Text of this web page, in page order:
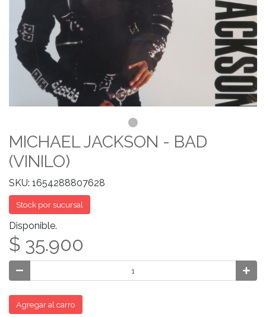
MICHAEL JACKSON - BAD
(VINILO)
SKU: 1654288807628
Stock por sucursal
Disponible.
$ 35.900
Agregar al carro